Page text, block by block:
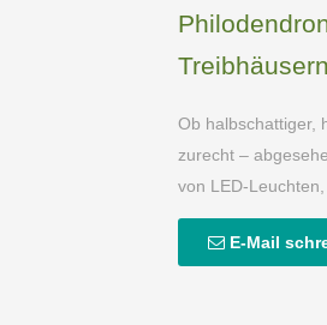
Ob halbschattiger,
zurecht –
von LED-
E-Mail